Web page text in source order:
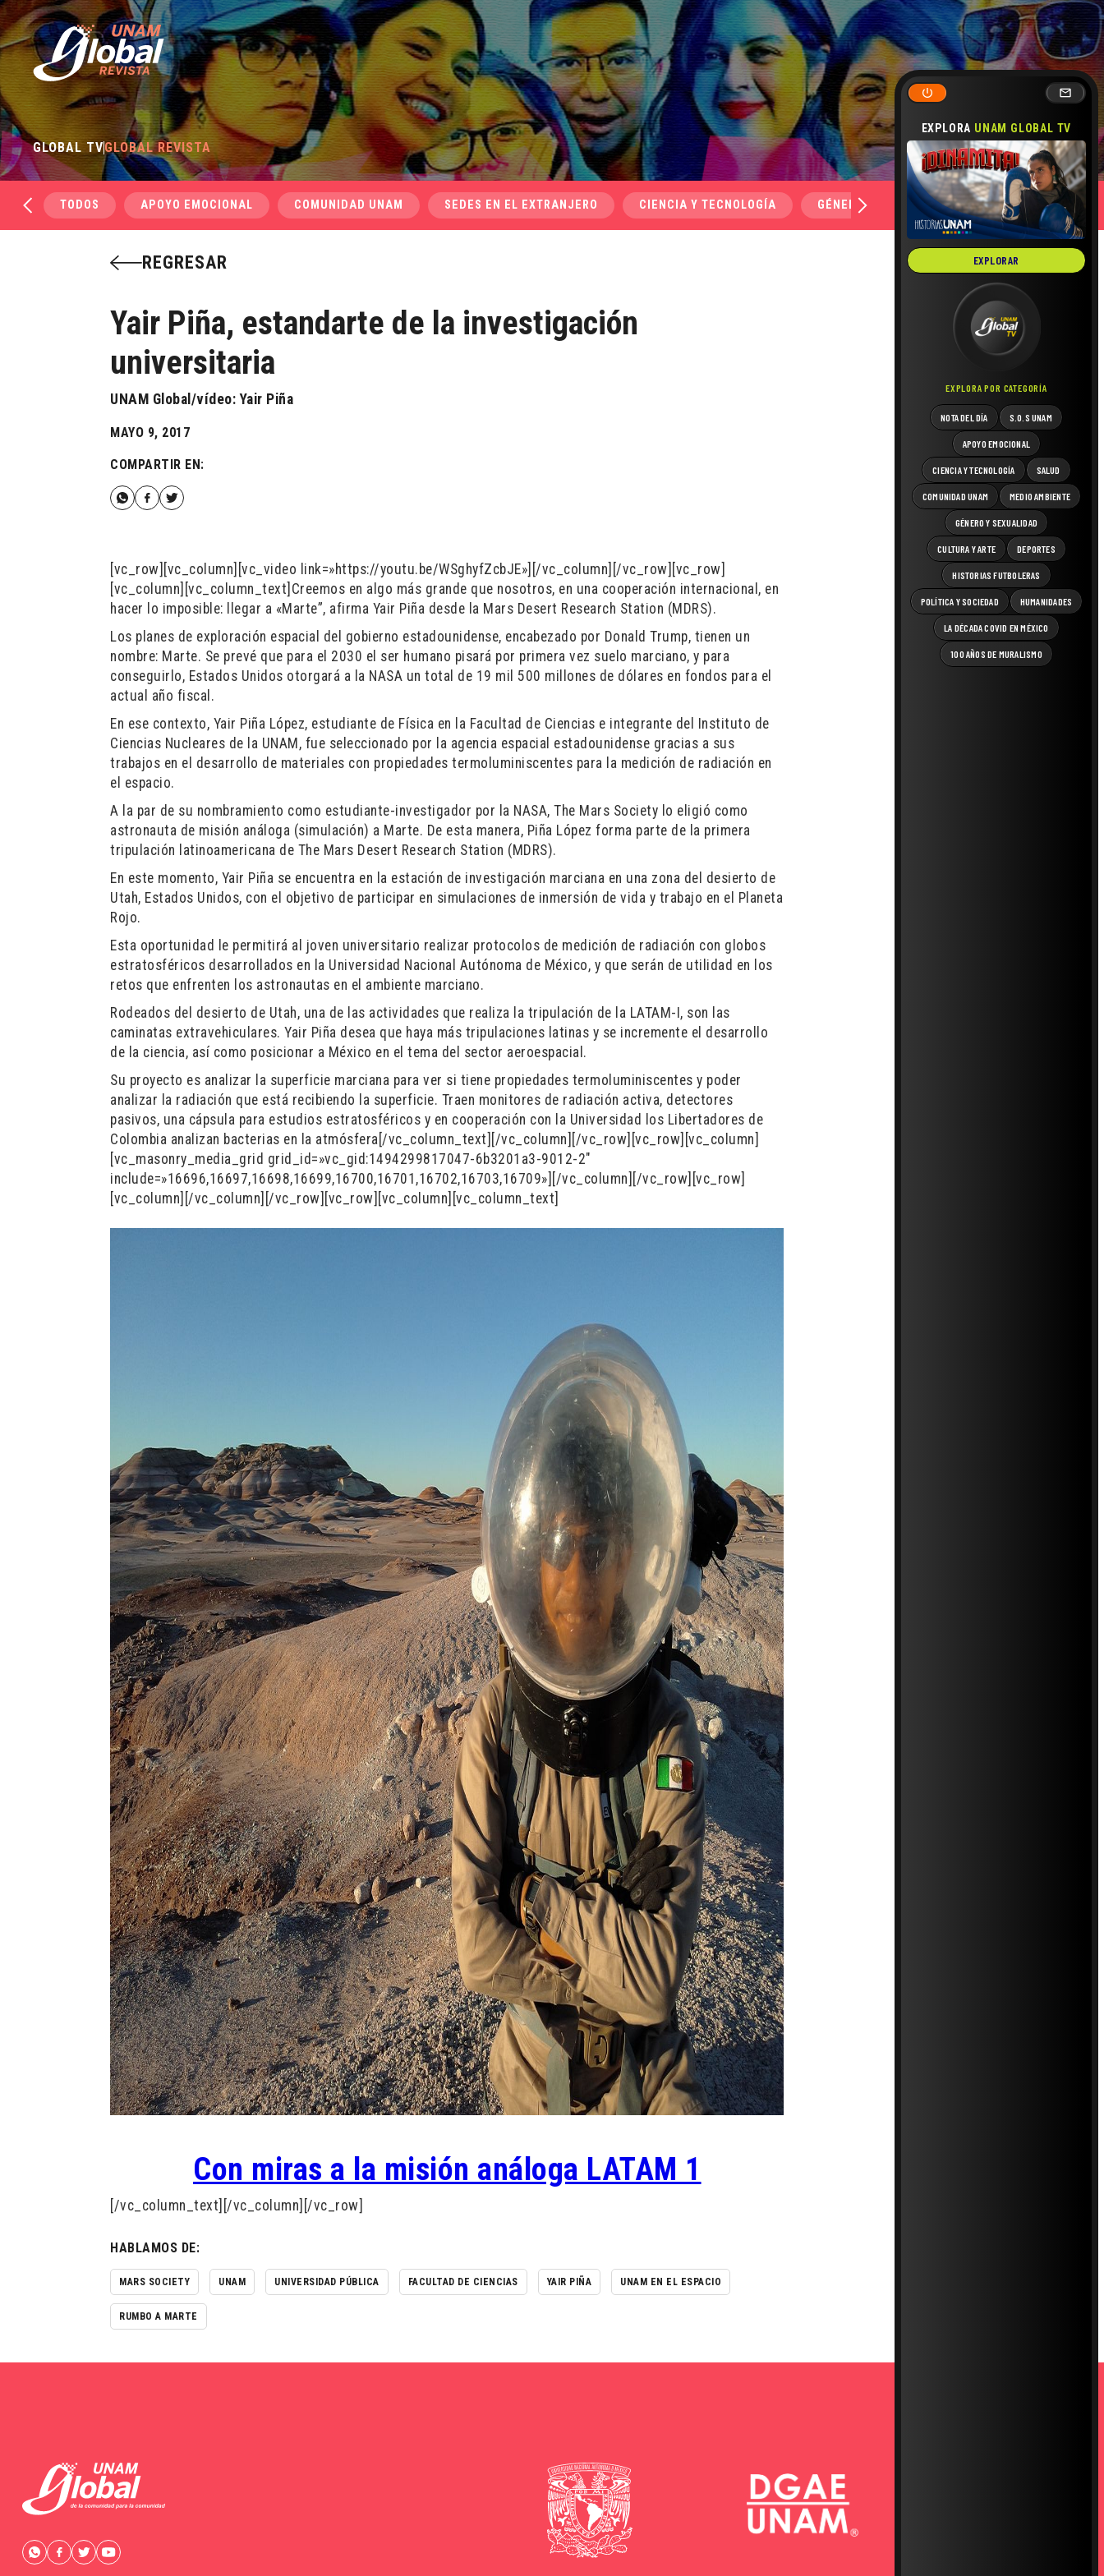
EXPLORA UNAM GLOBAL TV
EXPLORAR
EXPLORA POR CATEGORÍA
NOTA DEL DÍA S.O.S UNAM
APOYO EMOCIONAL
CIENCIA Y TECNOLOGÍA SALUD
COMUNIDAD UNAM MEDIO AMBIENTE
GÉNERO Y SEXUALIDAD
CULTURA Y ARTE DEPORTES
HISTORIAS FUTBOLERAS
POLÍTICA Y SOCIEDAD HUMANIDADES
LA DÉCADA COVID EN MÉXICO
100 AÑOS DE MURALISMO
GLOBAL TVGLOBAL REVISTA
TODOS APOYO EMOCIONAL COMUNIDAD UNAM SEDES EN EL EXTRANJERO CIENCIA Y TECNOLOGÍA GÉNERO Y SEXUALIDAD SALUD
REGRESAR
Yair Piña, estandarte de la investigación
universitaria
UNAM Global/vídeo: Yair Piña
MAYO 9, 2017
COMPARTIR EN:
[vc_row][vc_column][vc_video link=»https://youtu.be/WSghyfZcbJE»][/vc_column][/vc_row][vc_row]
[vc_column][vc_column_text]Creemos en algo más grande que nosotros, en una cooperación internacional, en
hacer lo imposible: llegar a «Marte”, afirma Yair Piña desde la Mars Desert Research Station (MDRS).
Los planes de exploración espacial del gobierno estadounidense, encabezado por Donald Trump, tienen un
nombre: Marte. Se prevé que para el 2030 el ser humano pisará por primera vez suelo marciano, y para
conseguirlo, Estados Unidos otorgará a la NASA un total de 19 mil 500 millones de dólares en fondos para el
actual año fiscal.
En ese contexto, Yair Piña López, estudiante de Física en la Facultad de Ciencias e integrante del Instituto de
Ciencias Nucleares de la UNAM, fue seleccionado por la agencia espacial estadounidense gracias a sus
trabajos en el desarrollo de materiales con propiedades termoluminiscentes para la medición de radiación en
el espacio.
A la par de su nombramiento como estudiante-investigador por la NASA, The Mars Society lo eligió como
astronauta de misión análoga (simulación) a Marte. De esta manera, Piña López forma parte de la primera
tripulación latinoamericana de The Mars Desert Research Station (MDRS).
En este momento, Yair Piña se encuentra en la estación de investigación marciana en una zona del desierto de
Utah, Estados Unidos, con el objetivo de participar en simulaciones de inmersión de vida y trabajo en el Planeta
Rojo.
Esta oportunidad le permitirá al joven universitario realizar protocolos de medición de radiación con globos
estratosféricos desarrollados en la Universidad Nacional Autónoma de México, y que serán de utilidad en los
retos que enfrenten los astronautas en el ambiente marciano.
Rodeados del desierto de Utah, una de las actividades que realiza la tripulación de la LATAM-I, son las
caminatas extravehiculares. Yair Piña desea que haya más tripulaciones latinas y se incremente el desarrollo
de la ciencia, así como posicionar a México en el tema del sector aeroespacial.
Su proyecto es analizar la superficie marciana para ver si tiene propiedades termoluminiscentes y poder
analizar la radiación que está recibiendo la superficie. Traen monitores de radiación activa, detectores
pasivos, una cápsula para estudios estratosféricos y en cooperación con la Universidad los Libertadores de
Colombia analizan bacterias en la atmósfera[/vc_column_text][/vc_column][/vc_row][vc_row][vc_column]
[vc_masonry_media_grid grid_id=»vc_gid:1494299817047-6b3201a3-9012-2″
include=»16696,16697,16698,16699,16700,16701,16702,16703,16709»][/vc_column][/vc_row][vc_row]
[vc_column][/vc_column][/vc_row][vc_row][vc_column][vc_column_text]
Con miras a la misión análoga LATAM 1
[/vc_column_text][/vc_column][/vc_row]
HABLAMOS DE:
MARS SOCIETY UNAM UNIVERSIDAD PÚBLICA FACULTAD DE CIENCIAS YAIR PIÑA UNAM EN EL ESPACIO
RUMBO A MARTE